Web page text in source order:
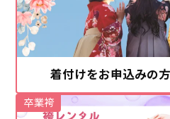
着付けをお申込みの
卒業袴